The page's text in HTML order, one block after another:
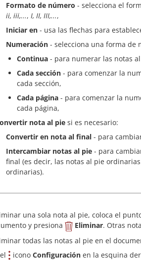
Formato de número - selecciona el
ii, iii,..., I, II, III,...,
Iniciar en - usa las flechas para
Numeración - selecciona una forma de
Continua - para numerar las notas
Cada sección - para comenzar la
cada sección,
Cada página - para comenzar la
cada página,
nota al pie si es necesario:
Convertir en nota al final - para
Intercambiar notas al pie - para
final (es decir, las notas al pie
ordinarias).
una sola nota al pie, coloca el
y presiona
Eliminar. Otras
todas las notas al pie en el
icono Configuración en la esquina